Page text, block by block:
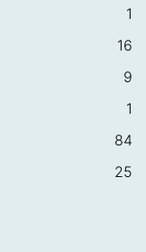
1
16
9
1
84
25